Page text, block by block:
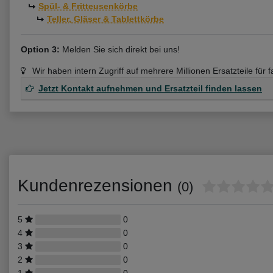
Spül- & Fritteusenkörbe
Teller, Gläser & Tablettkörbe
Option 3: Melden Sie sich direkt bei uns!
Wir haben intern Zugriff auf mehrere Millionen Ersatzteile für
Jetzt Kontakt aufnehmen und Ersatzteil finden lassen
Kundenrezensionen (0)
5
0
4
0
3
0
2
0